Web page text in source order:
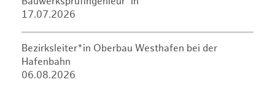
17.07.2026
Bezirksleiter*in Oberbau Westhafen bei der
Hafenbahn
06.08.2026